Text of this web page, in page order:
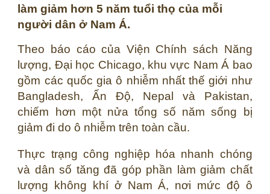
làm giảm hơn 5 năm tuổi thọ của mỗi
người dân ở Nam Á.
Theo báo cáo của Viện Chính sách Năng
lượng, Đại học Chicago, khu vực Nam Á bao
gồm các quốc gia ô nhiễm nhất thế giới như
Bangladesh, Ấn Độ, Nepal và Pakistan,
chiếm hơn một nửa tổng số năm sống bị
giảm đi do ô nhiễm trên toàn cầu.
Thực trạng công nghiệp hóa nhanh chóng
và dân số tăng đã góp phần làm giảm chất
lượng không khí ở Nam Á, nơi mức độ ô